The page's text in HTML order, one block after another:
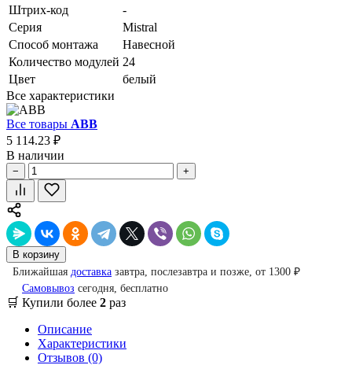
Штрих-код
-
Серия
Mistral
Способ монтажа
Навесной
Количество модулей 24
Цвет
белый
Все характеристики
Все товары ABB
5 114.23 ₽
В наличии
− +
В корзину
Ближайшая доставка завтра, послезавтра и позже, от 1300 ₽
Самовывоз сегодня, бесплатно
🛒 Купили более 2 раз
Описание
Характеристики
Отзывов (0)